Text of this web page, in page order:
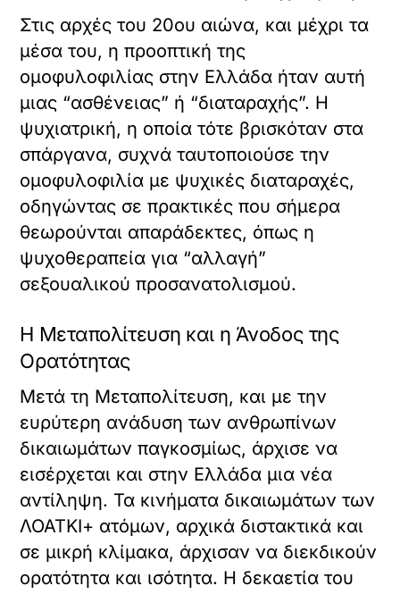
Στις αρχές του 20ου αιώνα, και μέχρι τα
μέσα του, η προοπτική της
ομοφυλοφιλίας στην Ελλάδα ήταν αυτή
μιας “ασθένειας” ή “διαταραχής”. Η
ψυχιατρική, η οποία τότε βρισκόταν στα
σπάργανα, συχνά ταυτοποιούσε την
ομοφυλοφιλία με ψυχικές διαταραχές,
οδηγώντας σε πρακτικές που σήμερα
θεωρούνται απαράδεκτες, όπως η
ψυχοθεραπεία για “αλλαγή”
σεξουαλικού προσανατολισμού.
Η Μεταπολίτευση και η Άνοδος της
Ορατότητας
Μετά τη Μεταπολίτευση, και με την
ευρύτερη ανάδυση των ανθρωπίνων
δικαιωμάτων παγκοσμίως, άρχισε να
εισέρχεται και στην Ελλάδα μια νέα
αντίληψη. Τα κινήματα δικαιωμάτων των
ΛΟΑΤΚΙ+ ατόμων, αρχικά διστακτικά και
σε μικρή κλίμακα, άρχισαν να διεκδικούν
ορατότητα και ισότητα. Η δεκαετία του